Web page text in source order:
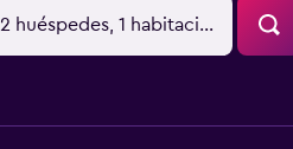
2 huéspedes, 1 habitación